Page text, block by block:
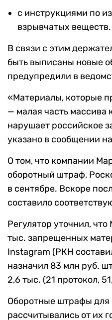
с инструкциями по
взрывчатых веществ.
В связи с этим
быть выписаны новые
предупредили в
«Материалы, которые
— малая часть массива
нарушает российское
указано в сообщении
О том, что компании
оборотный штраф,
в сентябре. Вскоре
составило
Регулятор уточнил,
тыс. запрещенных
Instagram (РКН
назначил 83 млн руб.
2,6 тыс. (21 протокол,
Оборотные штрафы для
рассчитывались от их